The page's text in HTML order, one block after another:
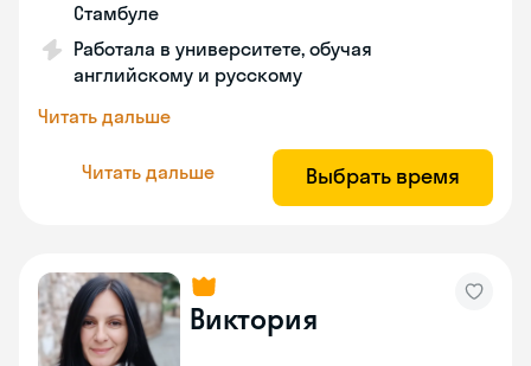
Стамбуле
Работала в университете, обучая
английскому и русскому
Читать дальше
Читать дальше Выбрать время
Виктория